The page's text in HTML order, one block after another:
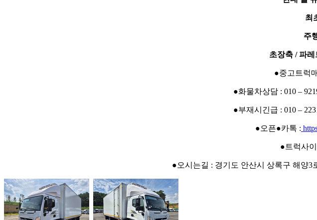
최
주
초장축 / 파
●중고트럭
●화물차상담 : 010 –
●부재시긴급 : 010 –
●오픈●카톡 :
●트럭사
●오시는길 : 경기도 안산시 상록구 해양3